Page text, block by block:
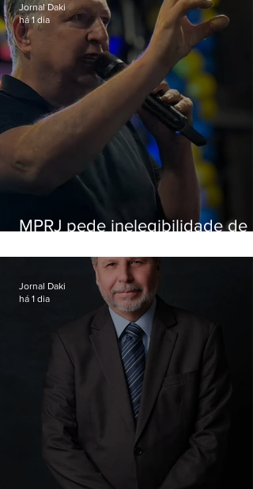
MPRJ pede inelegibilidade de
Jornal Daki
há 1 dia
Jornal Daki
há 1 dia